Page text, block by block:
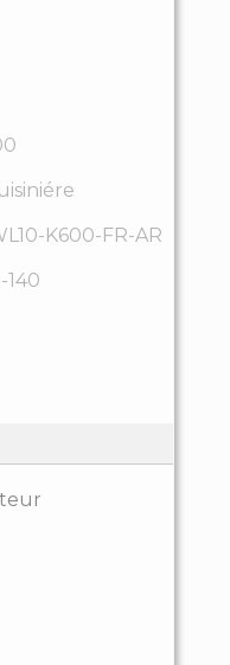
K600-FR-AR
140